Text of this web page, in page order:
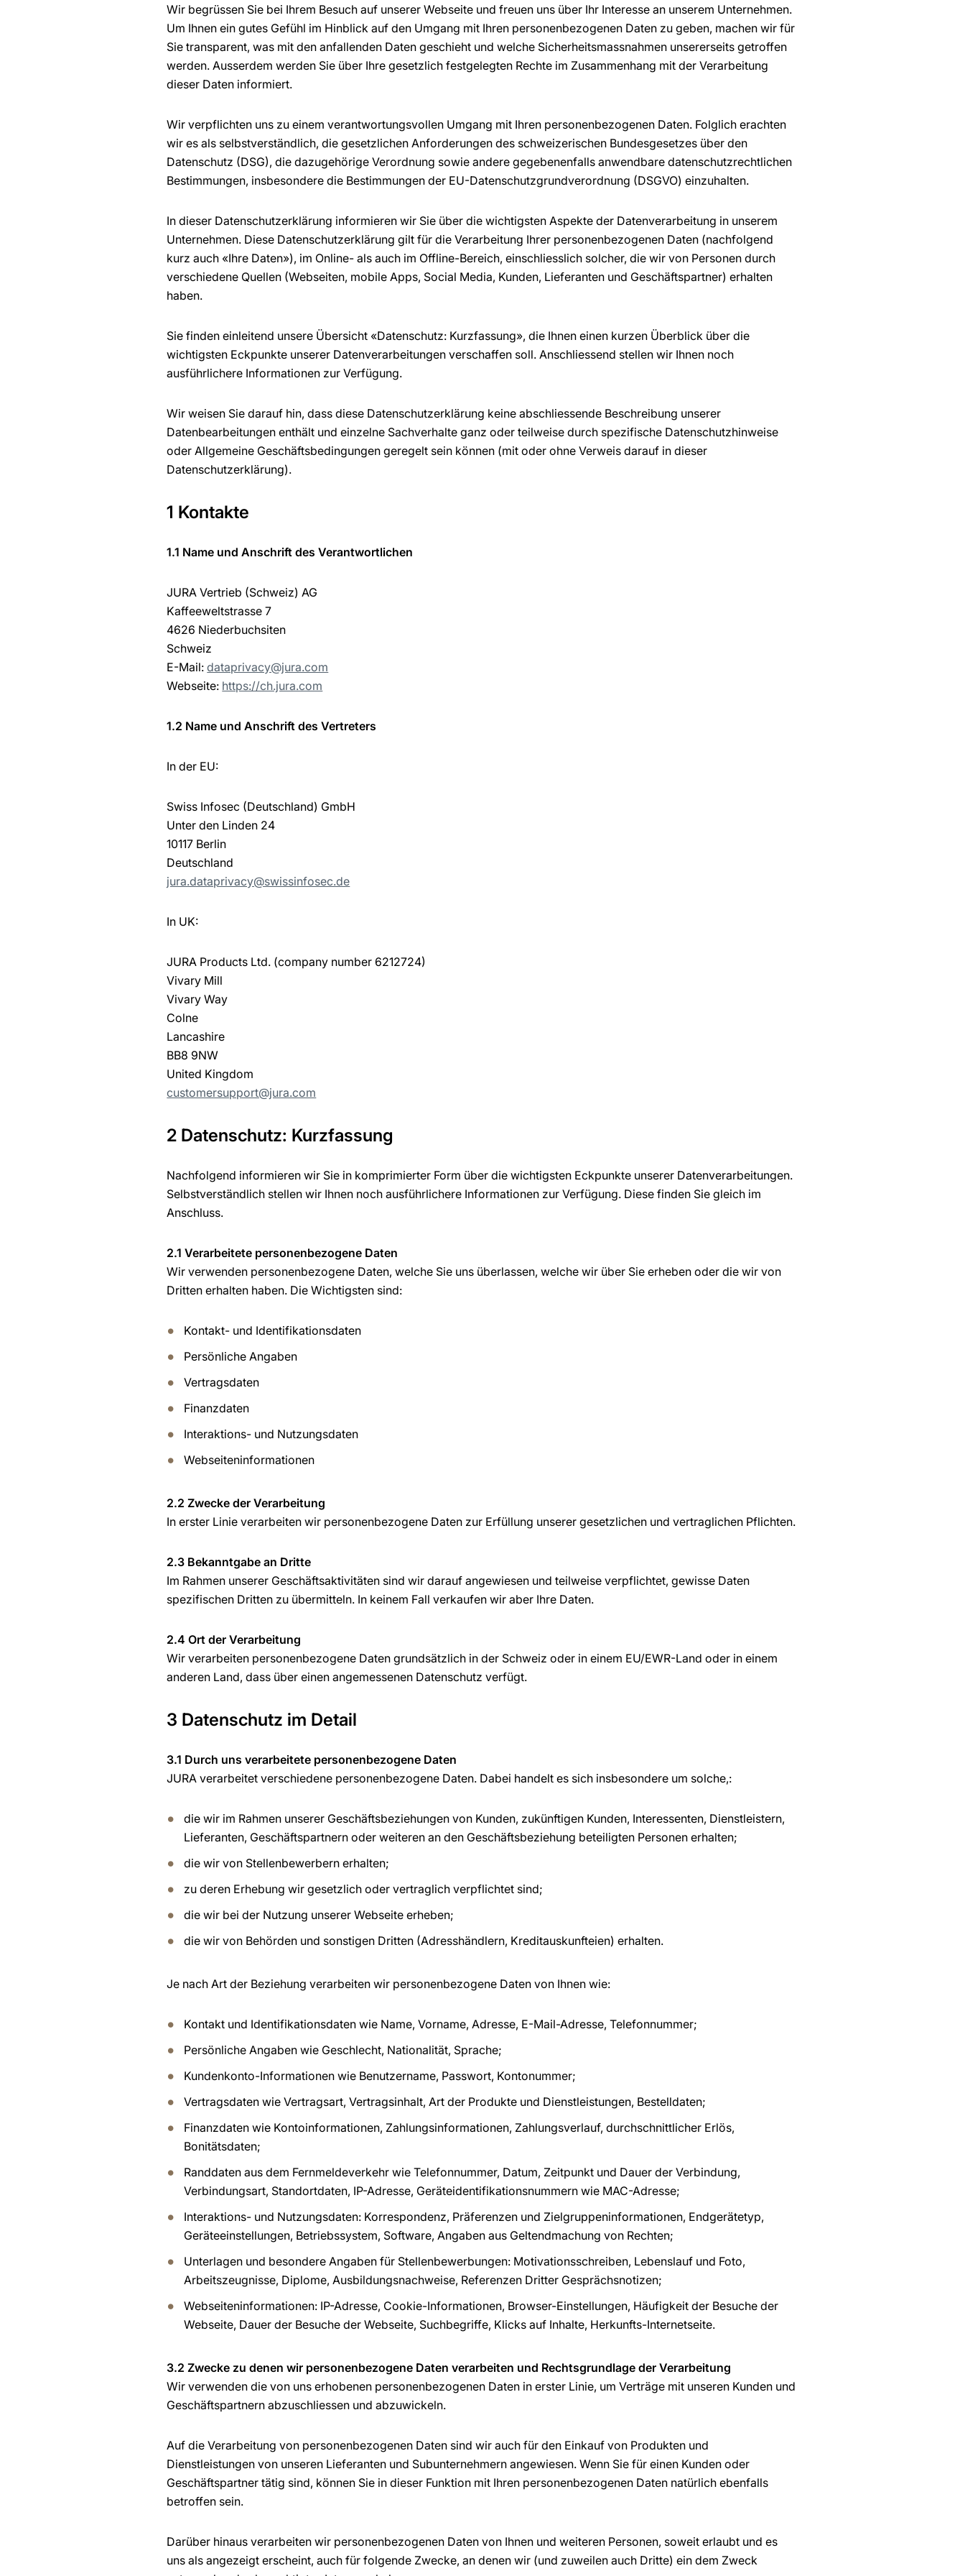
Wir begrüssen Sie bei Ihrem Besuch auf unserer Webseite und freuen uns über Ihr Interesse an unserem Unternehmen.
Um Ihnen ein gutes Gefühl im Hinblick auf den Umgang mit Ihren personenbezogenen Daten zu geben, machen wir für
Sie transparent, was mit den anfallenden Daten geschieht und welche Sicherheitsmassnahmen unsererseits getroffen
werden. Ausserdem werden Sie über Ihre gesetzlich festgelegten Rechte im Zusammenhang mit der Verarbeitung
dieser Daten informiert.
Wir verpflichten uns zu einem verantwortungsvollen Umgang mit Ihren personenbezogenen Daten. Folglich erachten
wir es als selbstverständlich, die gesetzlichen Anforderungen des schweizerischen Bundesgesetzes über den
Datenschutz (DSG), die dazugehörige Verordnung sowie andere gegebenenfalls anwendbare datenschutzrechtlichen
Bestimmungen, insbesondere die Bestimmungen der EU-Datenschutzgrundverordnung (DSGVO) einzuhalten.
In dieser Datenschutzerklärung informieren wir Sie über die wichtigsten Aspekte der Datenverarbeitung in unserem
Unternehmen. Diese Datenschutzerklärung gilt für die Verarbeitung Ihrer personenbezogenen Daten (nachfolgend
kurz auch «Ihre Daten»), im Online- als auch im Offline-Bereich, einschliesslich solcher, die wir von Personen durch
verschiedene Quellen (Webseiten, mobile Apps, Social Media, Kunden, Lieferanten und Geschäftspartner) erhalten
haben.
Sie finden einleitend unsere Übersicht «Datenschutz: Kurzfassung», die Ihnen einen kurzen Überblick über die
wichtigsten Eckpunkte unserer Datenverarbeitungen verschaffen soll. Anschliessend stellen wir Ihnen noch
ausführlichere Informationen zur Verfügung.
Wir weisen Sie darauf hin, dass diese Datenschutzerklärung keine abschliessende Beschreibung unserer
Datenbearbeitungen enthält und einzelne Sachverhalte ganz oder teilweise durch spezifische Datenschutzhinweise
oder Allgemeine Geschäftsbedingungen geregelt sein können (mit oder ohne Verweis darauf in dieser
Datenschutzerklärung).
1 Kontakte
1.1 Name und Anschrift des Verantwortlichen
JURA Vertrieb (Schweiz) AG
Kaffeeweltstrasse 7
4626 Niederbuchsiten
Schweiz
E-Mail:dataprivacy@jura.com
Webseite: https://ch.jura.com
1.2 Name und Anschrift des Vertreters
In der EU:
Swiss Infosec (Deutschland) GmbH
Unter den Linden 24
10117 Berlin
Deutschland
jura.dataprivacy@swissinfosec.de
In UK:
JURA Products Ltd. (company number 6212724)
Vivary Mill
Vivary Way
Colne
Lancashire
BB8 9NW
United Kingdom
customersupport@jura.com
2 Datenschutz: Kurzfassung
Nachfolgend informieren wir Sie in komprimierter Form über die wichtigsten Eckpunkte unserer Datenverarbeitungen.
Selbstverständlich stellen wir Ihnen noch ausführlichere Informationen zur Verfügung. Diese finden Sie gleich im
Anschluss.
2.1 Verarbeitete personenbezogene Daten
Wir verwenden personenbezogene Daten, welche Sie uns überlassen, welche wir über Sie erheben oder die wir von
Dritten erhalten haben. Die Wichtigsten sind:
Kontakt- und Identifikationsdaten
Persönliche Angaben
Vertragsdaten
Finanzdaten
Interaktions- und Nutzungsdaten
Webseiteninformationen
2.2 Zwecke der Verarbeitung
In erster Linie verarbeiten wir personenbezogene Daten zur Erfüllung unserer gesetzlichen und vertraglichen Pflichten.
2.3 Bekanntgabe an Dritte
Im Rahmen unserer Geschäftsaktivitäten sind wir darauf angewiesen und teilweise verpflichtet, gewisse Daten
spezifischen Dritten zu übermitteln. In keinem Fall verkaufen wir aber Ihre Daten.
2.4 Ort der Verarbeitung
Wir verarbeiten personenbezogene Daten grundsätzlich in der Schweiz oder in einem EU/EWR-Land oder in einem
anderen Land, dass über einen angemessenen Datenschutz verfügt.
3 Datenschutz im Detail
3.1 Durch uns verarbeitete personenbezogene Daten
JURA verarbeitet verschiedene personenbezogene Daten. Dabei handelt es sich insbesondere um solche,:
die wir im Rahmen unserer Geschäftsbeziehungen von Kunden, zukünftigen Kunden, Interessenten, Dienstleistern,
Lieferanten, Geschäftspartnern oder weiteren an den Geschäftsbeziehung beteiligten Personen erhalten;
die wir von Stellenbewerbern erhalten;
zu deren Erhebung wir gesetzlich oder vertraglich verpflichtet sind;
die wir bei der Nutzung unserer Webseite erheben;
die wir von Behörden und sonstigen Dritten (Adresshändlern, Kreditauskunfteien) erhalten.
Je nach Art der Beziehung verarbeiten wir personenbezogene Daten von Ihnen wie:
Kontakt und Identifikationsdaten wie Name, Vorname, Adresse, E-Mail-Adresse, Telefonnummer;
Persönliche Angaben wie Geschlecht, Nationalität, Sprache;
Kundenkonto-Informationen wie Benutzername, Passwort, Kontonummer;
Vertragsdaten wie Vertragsart, Vertragsinhalt, Art der Produkte und Dienstleistungen, Bestelldaten;
Finanzdaten wie Kontoinformationen, Zahlungsinformationen, Zahlungsverlauf, durchschnittlicher Erlös,
Bonitätsdaten;
Randdaten aus dem Fernmeldeverkehr wie Telefonnummer, Datum, Zeitpunkt und Dauer der Verbindung,
Verbindungsart, Standortdaten, IP-Adresse, Geräteidentifikationsnummern wie MAC-Adresse;
Interaktions- und Nutzungsdaten: Korrespondenz, Präferenzen und Zielgruppeninformationen, Endgerätetyp,
Geräteeinstellungen, Betriebssystem, Software, Angaben aus Geltendmachung von Rechten;
Unterlagen und besondere Angaben für Stellenbewerbungen: Motivationsschreiben, Lebenslauf und Foto,
Arbeitszeugnisse, Diplome, Ausbildungsnachweise, Referenzen Dritter Gesprächsnotizen;
Webseiteninformationen: IP-Adresse, Cookie-Informationen, Browser-Einstellungen, Häufigkeit der Besuche der
Webseite, Dauer der Besuche der Webseite, Suchbegriffe, Klicks auf Inhalte, Herkunfts-Internetseite.
3.2 Zwecke zu denen wir personenbezogene Daten verarbeiten und Rechtsgrundlage der Verarbeitung
Wir verwenden die von uns erhobenen personenbezogenen Daten in erster Linie, um Verträge mit unseren Kunden und
Geschäftspartnern abzuschliessen und abzuwickeln.
Auf die Verarbeitung von personenbezogenen Daten sind wir auch für den Einkauf von Produkten und
Dienstleistungen von unseren Lieferanten und Subunternehmern angewiesen. Wenn Sie für einen Kunden oder
Geschäftspartner tätig sind, können Sie in dieser Funktion mit Ihren personenbezogenen Daten natürlich ebenfalls
betroffen sein.
Darüber hinaus verarbeiten wir personenbezogenen Daten von Ihnen und weiteren Personen, soweit erlaubt und es
uns als angezeigt erscheint, auch für folgende Zwecke, an denen wir (und zuweilen auch Dritte) ein dem Zweck